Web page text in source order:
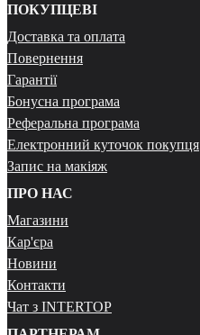
ПОКУПЦЕВІ
Доставка та оплата
Повернення
Гарантії
Бонусна програма
Реферальна програма
Електронний куточок покупця
Запис на макіяж
ПРО НАС
Магазини
Кар'єра
Новини
Контакти
Чат з INTERTOP